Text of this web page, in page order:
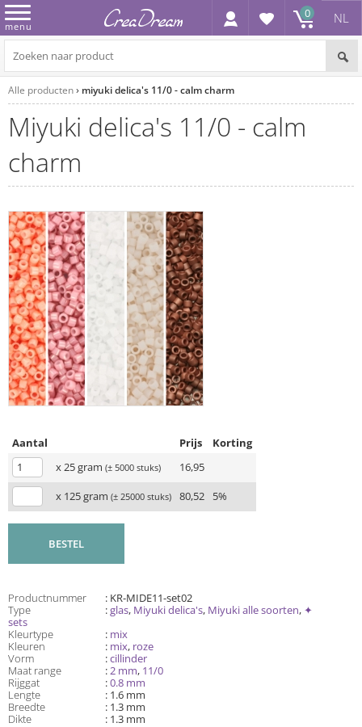
menu
NL
0
Alle producten miyuki delica's 11/0 - calm charm
miyuki delica's 11/0 - calm
charm
Aantal Prijs
Korting
x 25 gram (± 5000 stuks)
16,95
x 125 gram (± 25000 stuks) 80,52 5%
BESTEL
Productnummer
: KR-MIDE11-set02
Type
:glas, Miyuki delica's, Miyuki alle soorten, ✦
sets
Kleurtype
: mix
Kleuren
: mix, roze
Vorm
:cillinder
Maat range
:2 mm, 11/0
Rijggat
:0.8 mm
Lengte
: 1.6 mm
Breedte
: 1.3 mm
Dikte
: 1.3 mm